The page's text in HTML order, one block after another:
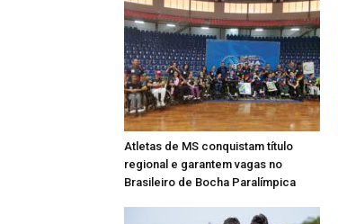
Atletas de MS conquistam título
regional e garantem vagas no
Brasileiro de Bocha Paralímpica